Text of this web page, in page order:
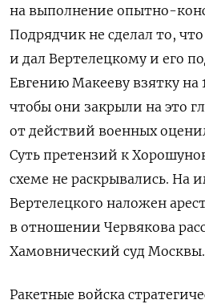
на выполнение опытно-
Подрядчик не сделал то,
и дал Вертелецкому и его
Евгению Макееву взятку на
чтобы они закрыли на это
от действий военных
Суть претензий к
схеме не раскрывались. На
Вертелецкого наложен
в отношении Червякова
Хамовнический суд Москвы.
Ракетные войска